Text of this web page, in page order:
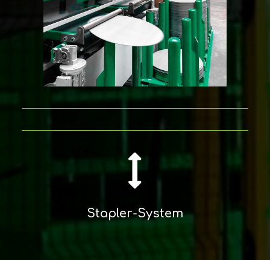
Stapler-System